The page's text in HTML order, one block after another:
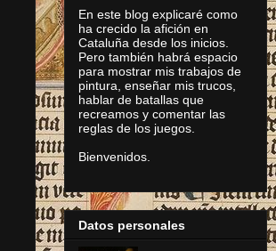
En este blog explicaré como
ha crecido la afición en
Cataluña desde los inicios.
Pero también habrá espacio
para mostrar mis trabajos de
pintura, enseñar mis trucos,
hablar de batallas que
recreamos y comentar las
reglas de los juegos.
Bienvenidos.
Datos personales